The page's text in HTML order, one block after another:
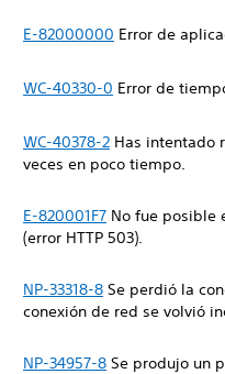
E-82000000 Error de
WC-40330-0 Error de
WC-40378-2 Has intentado
veces en poco tiempo.
E-820001F7 No fue posible
(error HTTP 503).
NP-33318-8 Se perdió la
conexión de red se volvió
NP-34957-8 Se produjo un